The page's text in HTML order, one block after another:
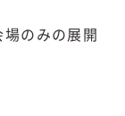
のみの展開